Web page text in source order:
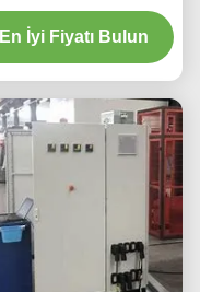
Kaplama Makinesi
En İyi Fiyatı Bulun